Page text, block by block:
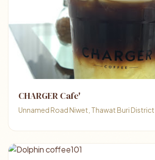
CHARGER Cafe'
Unnamed Road Niwet, Thawat Buri